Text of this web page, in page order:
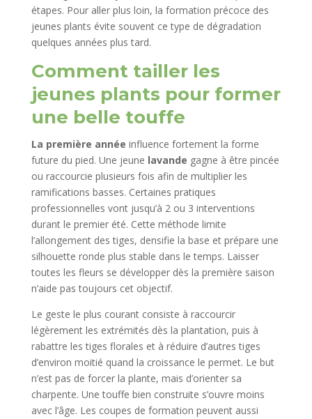
étapes. Pour aller plus loin, la formation précoce des
jeunes plants évite souvent ce type de dégradation
quelques années plus tard.
Comment tailler les
jeunes plants pour former
une belle touffe
La première année influence fortement la forme
future du pied. Une jeune lavande gagne à être pincée
ou raccourcie plusieurs fois afin de multiplier les
ramifications basses. Certaines pratiques
professionnelles vont jusqu’à 2 ou 3 interventions
durant le premier été. Cette méthode limite
l’allongement des tiges, densifie la base et prépare une
silhouette ronde plus stable dans le temps. Laisser
toutes les fleurs se développer dès la première saison
n’aide pas toujours cet objectif.
Le geste le plus courant consiste à raccourcir
légèrement les extrémités dès la plantation, puis à
rabattre les tiges florales et à réduire d’autres tiges
d’environ moitié quand la croissance le permet. Le but
n’est pas de forcer la plante, mais d’orienter sa
charpente. Une touffe bien construite s’ouvre moins
avec l’âge. Les coupes de formation peuvent aussi